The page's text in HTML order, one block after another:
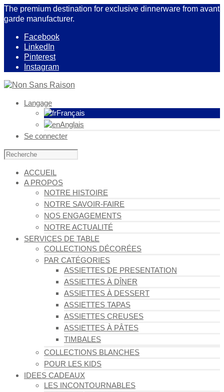
The premium destination for exclusive dinnerware from avant
garde manufacturer.
Facebook
LinkedIn
Pinterest
Instagram
Langage
Français
Anglais
Se connecter
ACCUEIL
A PROPOS
NOTRE HISTOIRE
NOTRE SAVOIR-FAIRE
NOS ENGAGEMENTS
NOTRE ACTUALITÉ
SERVICES DE TABLE
COLLECTIONS DÉCORÉES
PAR CATÉGORIES
ASSIETTES DE PRESENTATION
ASSIETTES À DÎNER
ASSIETTES À DESSERT
ASSIETTES TAPAS
ASSIETTES CREUSES
ASSIETTES À PÂTES
TIMBALES
COLLECTIONS BLANCHES
POUR LES KIDS
IDEES CADEAUX
LES INCONTOURNABLES